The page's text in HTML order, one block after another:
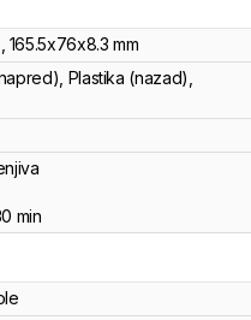
165.5x76x8.3 mm
Plastika (nazad),
min